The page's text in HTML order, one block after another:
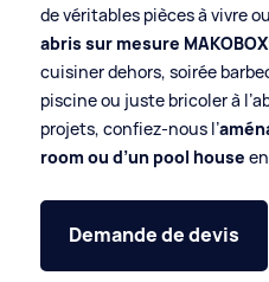
de véritables pièces à vivre
abris sur mesure
cuisiner dehors, soirée
piscine ou juste bricoler à
projets, confiez-nous l’
room ou d’un pool house
Demande de devis